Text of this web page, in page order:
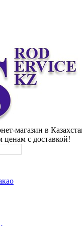
магазин в
ценам с доставкой!